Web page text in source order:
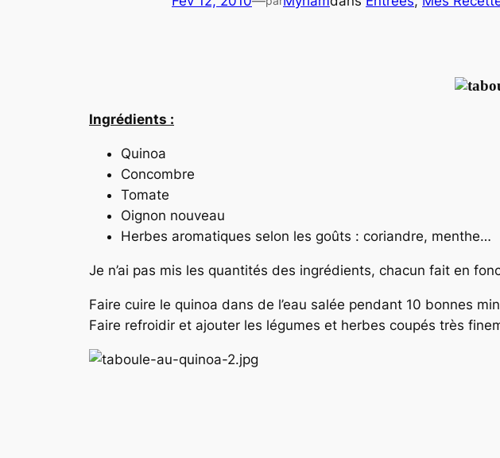
Ingrédients :
Quinoa
Concombre
Tomate
Oignon nouveau
Herbes aromatiques selon les goûts : coriandre, menthe…
Je n’ai pas mis les quantités des ingrédients, chacun fait en
Faire cuire le quinoa dans de l’eau salée pendant 10 bonnes
Faire refroidir et ajouter les légumes et herbes coupés très